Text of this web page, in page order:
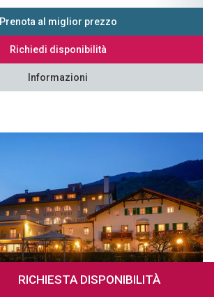
RICHIESTA DISPONIBILITÀ
Prenota al miglior prezzo
Richiedi disponibilità
Informazioni